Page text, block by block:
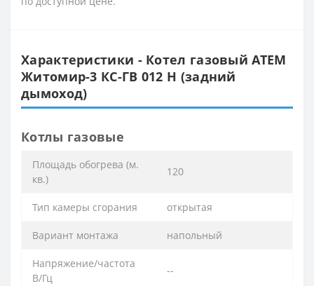
Характеристики - Котел газовый АТЕМ
Житомир-3 КС-ГВ 012 Н (задний
дымоход)
Котлы газовые
Площадь обогрева (м.
кв.)
120
Тип камеры сгорания открытая
Вариант монтажа напольный
Напряжение/частота
В/Гц
--